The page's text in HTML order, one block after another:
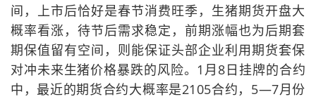
间，上市后恰好是春节消费旺季，生猪期货开盘大
概率看涨，待节后需求稳定，前期涨幅也为后期套
期保值留有空间，则能保证头部企业利用期货套保
对冲未来生猪价格暴跌的风险。1月8日挂牌的合约
中，最近的期货合约大概率是2105合约，5—7月份